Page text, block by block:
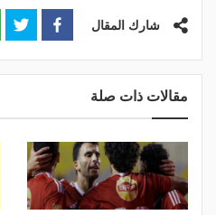
شارك المقال
مقالات ذات صلة